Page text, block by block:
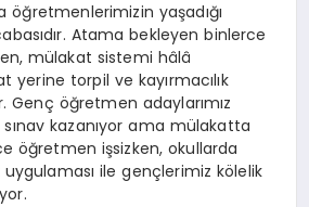
öğretmenlerimizin yaşadığı
Atama bekleyen binlerce
mülakat sistemi hâlâ
yerine torpil ve kayırmacılık
Genç öğretmen adaylarımız
kazanıyor ama mülakatta
öğretmen işsizken, okullarda
ile gençlerimiz kölelik